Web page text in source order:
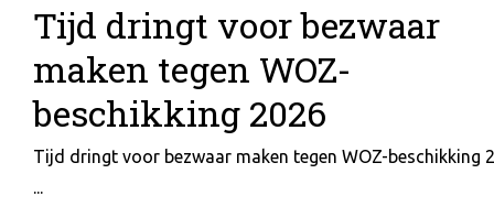
Tijd dringt voor bezwaar
maken tegen WOZ-
beschikking 2026
Tijd dringt voor bezwaar maken tegen WOZ-beschikking
...